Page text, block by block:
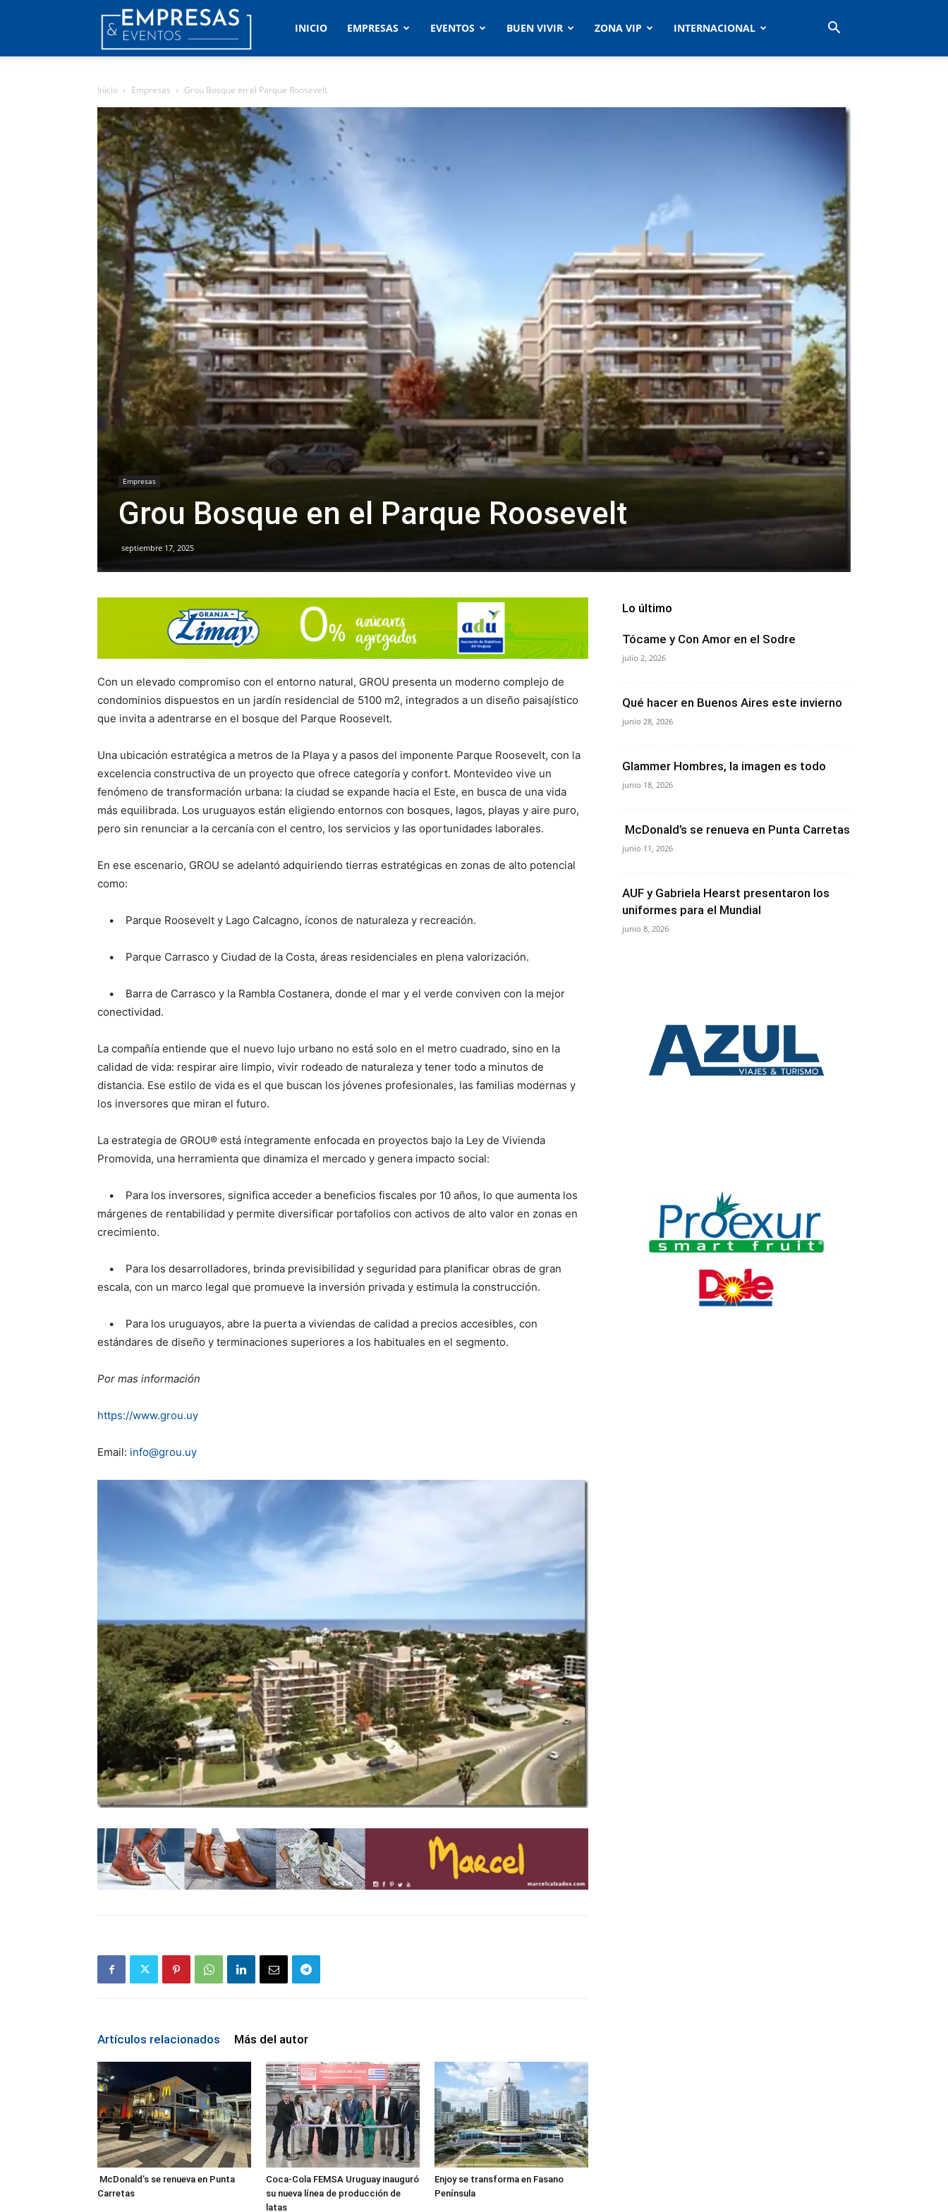
Empresas
&
Eventos
INICIO EMPRESAS EVENTOS BUEN VIVIR ZONA VIP INTERNACIONAL
Inicio Empresas Grou Bosque en el Parque Roosevelt
Empresas
Grou Bosque en el Parque Roosevelt
septiembre 17, 2025
Con un elevado compromiso con el entorno natural, GROU presenta un moderno complejo de
condominios dispuestos en un jardín residencial de 5100 m2, integrados a un diseño paisajístico
que invita a adentrarse en el bosque del Parque Roosevelt.
Una ubicación estratégica a metros de la Playa y a pasos del imponente Parque Roosevelt, con la
excelencia constructiva de un proyecto que ofrece categoría y confort. Montevideo vive un
fenómeno de transformación urbana: la ciudad se expande hacia el Este, en busca de una vida
más equilibrada. Los uruguayos están eligiendo entornos con bosques, lagos, playas y aire puro,
pero sin renunciar a la cercanía con el centro, los servicios y las oportunidades laborales.
En ese escenario, GROU se adelantó adquiriendo tierras estratégicas en zonas de alto potencial
como:
• Parque Roosevelt y Lago Calcagno, íconos de naturaleza y recreación.
• Parque Carrasco y Ciudad de la Costa, áreas residenciales en plena valorización.
• Barra de Carrasco y la Rambla Costanera, donde el mar y el verde conviven con la mejor
conectividad.
La compañía entiende que el nuevo lujo urbano no está solo en el metro cuadrado, sino en la
calidad de vida: respirar aire limpio, vivir rodeado de naturaleza y tener todo a minutos de
distancia. Ese estilo de vida es el que buscan los jóvenes profesionales, las familias modernas y
los inversores que miran el futuro.
La estrategia de GROU®️ está íntegramente enfocada en proyectos bajo la Ley de Vivienda
Promovida, una herramienta que dinamiza el mercado y genera impacto social:
• Para los inversores, significa acceder a beneficios fiscales por 10 años, lo que aumenta los
márgenes de rentabilidad y permite diversificar portafolios con activos de alto valor en zonas en
crecimiento.
• Para los desarrolladores, brinda previsibilidad y seguridad para planificar obras de gran
escala, con un marco legal que promueve la inversión privada y estimula la construcción.
• Para los uruguayos, abre la puerta a viviendas de calidad a precios accesibles, con
estándares de diseño y terminaciones superiores a los habituales en el segmento.
Por mas información
https://www.grou.uy
Email: info@grou.uy
Artículos relacionados Más del autor
McDonald’s se renueva en Punta
Carretas
Coca-Cola FEMSA Uruguay inauguró
su nueva línea de producción de
latas
Enjoy se transforma en Fasano
Península
Lo último
Tócame y Con Amor en el Sodre
julio 2, 2026
Qué hacer en Buenos Aires este invierno
junio 28, 2026
Glammer Hombres, la imagen es todo
junio 18, 2026
McDonald’s se renueva en Punta Carretas
junio 11, 2026
AUF y Gabriela Hearst presentaron los
uniformes para el Mundial
junio 8, 2026